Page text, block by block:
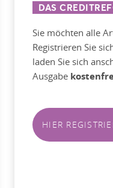
DAS
Sie möchten alle
Registrieren Sie
laden Sie sich
Ausgabe
HIER